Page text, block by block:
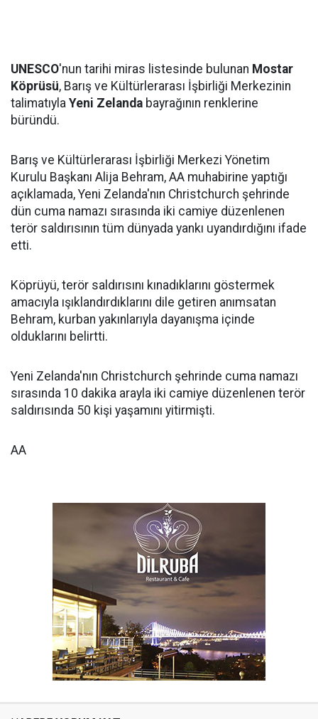
UNESCO'nun tarihi miras listesinde bulunan Mostar
Köprüsü, Barış ve Kültürlerarası İşbirliği Merkezinin
talimatıyla Yeni Zelanda bayrağının renklerine
büründü.
Barış ve Kültürlerarası İşbirliği Merkezi Yönetim
Kurulu Başkanı Alija Behram, AA muhabirine yaptığı
açıklamada, Yeni Zelanda'nın Christchurch şehrinde
dün cuma namazı sırasında iki camiye düzenlenen
terör saldırısının tüm dünyada yankı uyandırdığını ifade
etti.
Köprüyü, terör saldırısını kınadıklarını göstermek
amacıyla ışıklandırdıklarını dile getiren anımsatan
Behram, kurban yakınlarıyla dayanışma içinde
olduklarını belirtti.
Yeni Zelanda'nın Christchurch şehrinde cuma namazı
sırasında 10 dakika arayla iki camiye düzenlenen terör
saldırısında 50 kişi yaşamını yitirmişti.
AA